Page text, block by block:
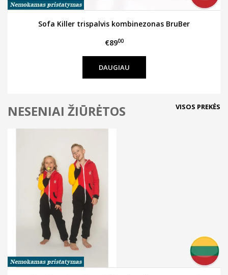
Sofa Killer trispalvis kombinezonas BruBer
€8900
DAUGIAU
NESENIAI ŽIŪRĖTOS VISOS PREKĖS